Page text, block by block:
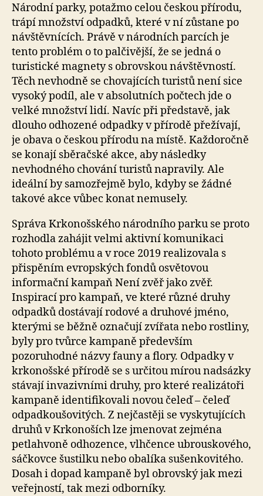
Národní parky, potažmo celou českou přírodu,
trápí množství odpadků, které v ní zůstane po
návštěvnících. Právě v národních parcích je
tento problém o to palčivější, že se jedná o
turistické magnety s obrovskou návštěvností.
Těch nevhodně se chovajících turistů není sice
vysoký podíl, ale v absolutních počtech jde o
velké množství lidí. Navíc při představě, jak
dlouho odhozené odpadky v přírodě přežívají,
je obava o českou přírodu na místě. Každoročně
se konají sběračské akce, aby následky
nevhodného chování turistů napravily. Ale
ideální by samozřejmě bylo, kdyby se žádné
takové akce vůbec konat nemusely.
Správa Krkonošského národního parku se proto
rozhodla zahájit velmi aktivní komunikaci
tohoto problému a v roce 2019 realizovala s
přispěním evropských fondů osvětovou
informační kampaň Není zvěř jako zvěř.
Inspirací pro kampaň, ve které různé druhy
odpadků dostávají rodové a druhové jméno,
kterými se běžně označují zvířata nebo rostliny,
byly pro tvůrce kampaně především
pozoruhodné názvy fauny a flory. Odpadky v
krkonošské přírodě se s určitou mírou nadsázky
stávají invazivními druhy, pro které realizátoři
kampaně identifikovali novou čeleď – čeleď
odpadkoušovitých. Z nejčastěji se vyskytujících
druhů v Krkonoších lze jmenovat zejména
petlahvoně odhozence, vlhčence ubrouskového,
sáčkovce šustilku nebo obalíka sušenkovitého.
Dosah i dopad kampaně byl obrovský jak mezi
veřejností, tak mezi odborníky.